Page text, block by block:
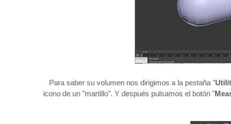
Para saber su volumen nos dirigimos a la pestaña "
icono de un "martillo". Y después pulsamos el botón "